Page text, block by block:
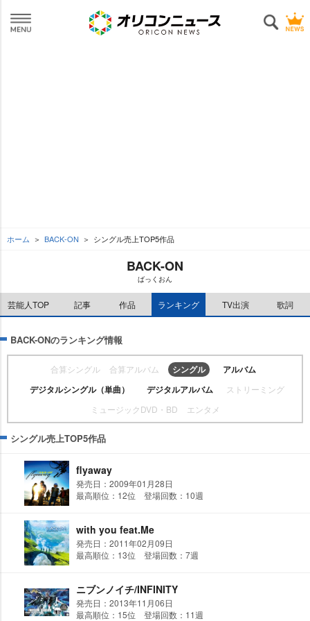
ホーム BACK-ON シングル売上TOP5作品
BACK-ON
ばっくおん
芸能人TOP 記事 作品 ランキング TV出演 歌詞
BACK-ONのランキング情報
合算シングル 合算アルバム シングル
アルバム
デジタルシングル（単曲）
デジタルアルバム
ストリーミング
ミュージックDVD・BD
エンタメ
シングル売上TOP5作品
flyaway
発売日：2009年01月28日
最高順位：12位 登場回数：10週
with you feat.Me
発売日：2011年02月09日
最高順位：13位 登場回数：7週
ニブンノイチ/INFINITY
発売日：2013年11月06日
最高順位：15位 登場回数：11週